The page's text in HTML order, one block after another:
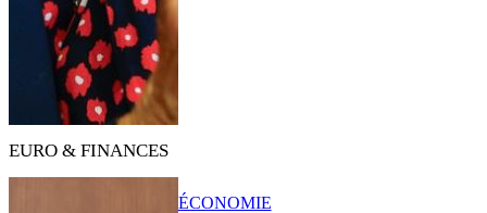
EURO & FINANCES
ÉCONOMIE